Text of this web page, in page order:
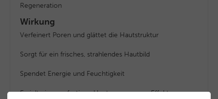
Regeneration
Wirkung
Verfeinert Poren und glättet die Hautstruktur
Sorgt für ein frisches, strahlendes Hautbild
Spendet Energie und Feuchtigkeit
Erzielt einen sofortigen Hauterneuerungs-Effekt